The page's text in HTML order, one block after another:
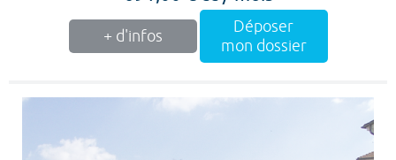
+ d'infos
Déposer
mon dossier